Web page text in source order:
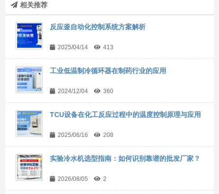
相关推荐
反应釜自动化控制系统方案解析
2025/04/14 413
工业低温制冷循环器在制药行业的应用
2024/12/04 360
TCU设备在化工反应过程中的温度控制原理与应用
2025/06/16 208
实验冷水机选型指南：如何识别靠谱的批发厂家？
2026/08/05 2